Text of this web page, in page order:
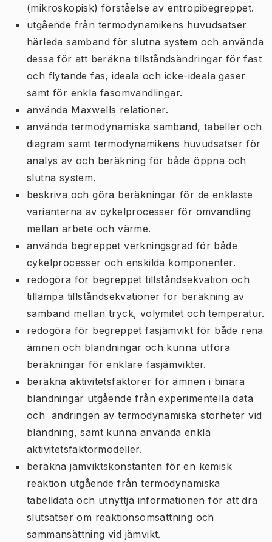
(mikroskopisk) förståelse av entropibegreppet.
utgående från termodynamikens huvudsatser
härleda samband för slutna system och använda
dessa för att beräkna tillståndsändringar för fast
och flytande fas, ideala och icke-ideala gaser
samt för enkla fasomvandlingar.
använda Maxwells relationer.
använda termodynamiska samband, tabeller och
diagram samt termodynamikens huvudsatser för
analys av och beräkning för både öppna och
slutna system.
beskriva och göra beräkningar för de enklaste
varianterna av cykelprocesser för omvandling
mellan arbete och värme.
använda begreppet verkningsgrad för både
cykelprocesser och enskilda komponenter.
redogöra för begreppet tillståndsekvation och
tillämpa tillståndsekvationer för beräkning av
samband mellan tryck, volymitet och temperatur.
redogöra för begreppet fasjämvikt för både rena
ämnen och blandningar och kunna utföra
beräkningar för enklare fasjämvikter.
beräkna aktivitetsfaktorer för ämnen i binära
blandningar utgående från experimentella data
och ändringen av termodynamiska storheter vid
blandning, samt kunna använda enkla
aktivitetsfaktormodeller.
beräkna jämviktskonstanten för en kemisk
reaktion utgående från termodynamiska
tabelldata och utnyttja informationen för att dra
slutsatser om reaktionsomsättning och
sammansättning vid jämvikt.